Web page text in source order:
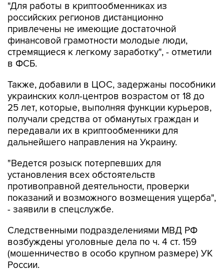
"Для работы в криптообменниках из
российских регионов дистанционно
привлечены не имеющие достаточной
финансовой грамотности молодые люди,
стремящиеся к легкому заработку", - отметили
в ФСБ.
Также, добавили в ЦОС, задержаны пособники
украинских колл-центров возрастом от 18 до
25 лет, которые, выполняя функции курьеров,
получали средства от обманутых граждан и
передавали их в криптообменники для
дальнейшего направления на Украину.
"Ведется розыск потерпевших для
установления всех обстоятельств
противоправной деятельности, проверки
показаний и возможного возмещения ущерба",
- заявили в спецслужбе.
Следственными подразделениями МВД РФ
возбуждены уголовные дела по ч. 4 ст. 159
(мошенничество в особо крупном размере) УК
России.